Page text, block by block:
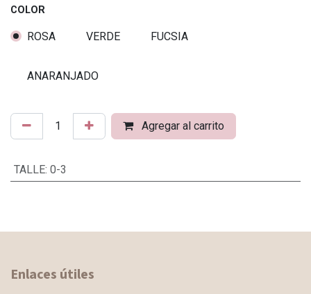
COLOR
ROSA VERDE FUCSIA
ANARANJADO
Agregar al carrito
TALLE: 0-3
Enlaces útiles